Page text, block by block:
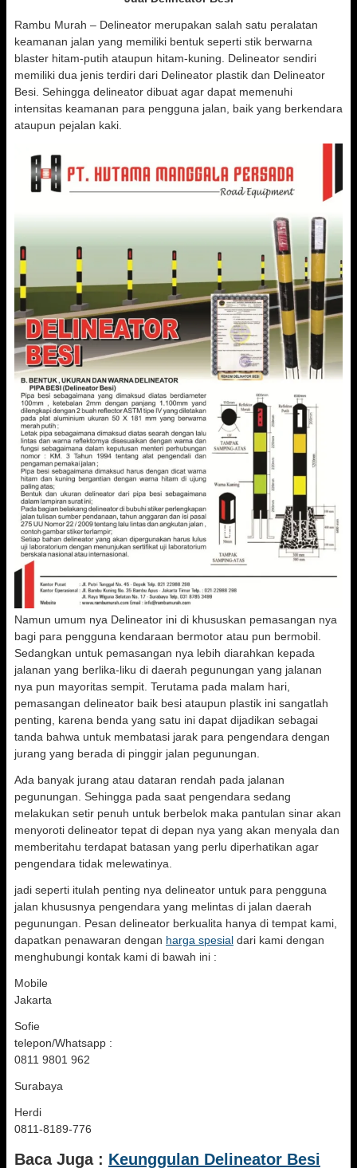
Rambu Murah – Delineator merupakan salah satu peralatan
keamanan jalan yang memiliki bentuk seperti stik berwarna
blaster hitam-putih ataupun hitam-kuning. Delineator sendiri
memiliki dua jenis terdiri dari Delineator plastik dan Delineator
Besi. Sehingga delineator dibuat agar dapat memenuhi
intensitas keamanan para pengguna jalan, baik yang berkendara
ataupun pejalan kaki.
Namun umum nya Delineator ini di khususkan pemasangan nya
bagi para pengguna kendaraan bermotor atau pun bermobil.
Sedangkan untuk pemasangan nya lebih diarahkan kepada
jalanan yang berlika-liku di daerah pegunungan yang jalanan
nya pun mayoritas sempit. Terutama pada malam hari,
pemasangan delineator baik besi ataupun plastik ini sangatlah
penting, karena benda yang satu ini dapat dijadikan sebagai
tanda bahwa untuk membatasi jarak para pengendara dengan
jurang yang berada di pinggir jalan pegunungan.
Ada banyak jurang atau dataran rendah pada jalanan
pegunungan. Sehingga pada saat pengendara sedang
melakukan setir penuh untuk berbelok maka pantulan sinar akan
menyoroti delineator tepat di depan nya yang akan menyala dan
memberitahu terdapat batasan yang perlu diperhatikan agar
pengendara tidak melewatinya.
jadi seperti itulah penting nya delineator untuk para pengguna
jalan khususnya pengendara yang melintas di jalan daerah
pegunungan. Pesan delineator berkualita hanya di tempat kami,
dapatkan penawaran dengan harga spesial dari kami dengan
menghubungi kontak kami di bawah ini :
Mobile
Jakarta
Sofie
telepon/Whatsapp :
0811 9801 962
Surabaya
Herdi
0811-8189-776
Baca Juga : Keunggulan Delineator Besi